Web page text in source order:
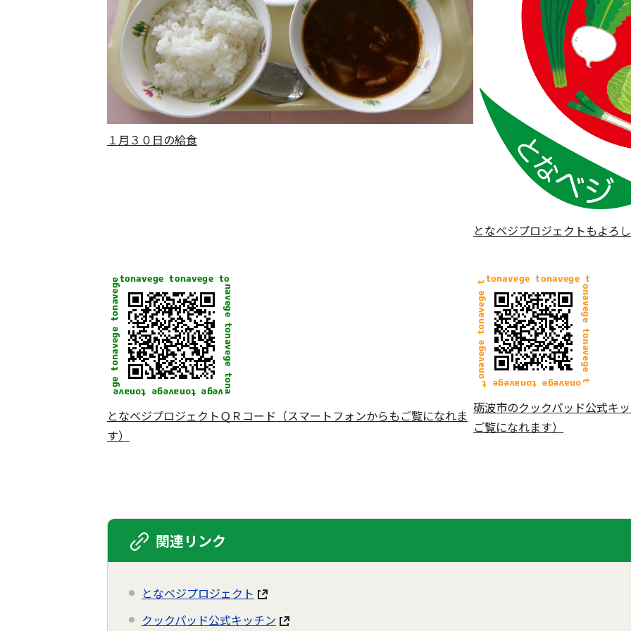
１月３０日の給食
となベジプロジェクトもよろ
となベジプロジェクトＱＲコード（スマートフォンからもご覧になれま
す）
砺波市のクックパッド公式キ
ご覧になれます）
関連リンク
となベジプロジェクト
クックパッド公式キッチン